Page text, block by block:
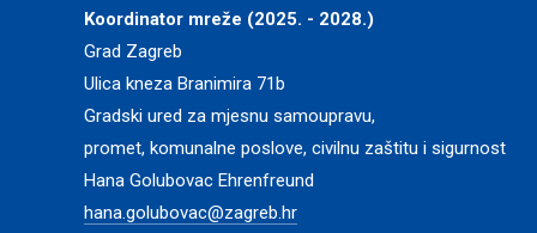
Koordinator mreže (2025. - 2028.)
Grad Zagreb
Ulica kneza Branimira 71b
Gradski ured za mjesnu samoupravu,
promet, komunalne poslove, civilnu zaštitu i sigurnost
Hana Golubovac Ehrenfreund
hana.golubovac@zagreb.hr